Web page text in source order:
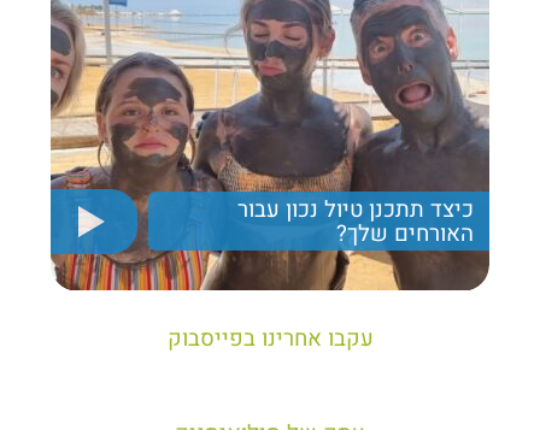
כיצד תתכנן טיול נכון עבור
האורחים שלך?
יריב חן, מציג את הקווים המנחים לבניית טיול נכון עבור
תיירים בישראל
עקבו אחרינו בפייסבוק